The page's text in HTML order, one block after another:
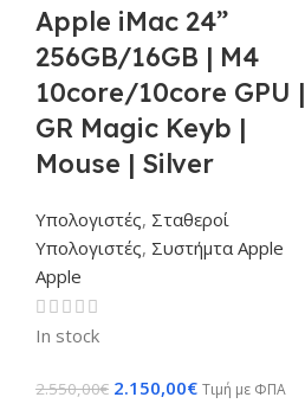
Apple iMac 24”
256GB/16GB | M4
10core/10core GPU |
GR Magic Keyb |
Mouse | Silver
Υπολογιστές, Σταθεροί
Υπολογιστές, Συστήμτα Apple
Apple
In stock
2.550,00€ 2.150,00€ Τιμή με ΦΠΑ